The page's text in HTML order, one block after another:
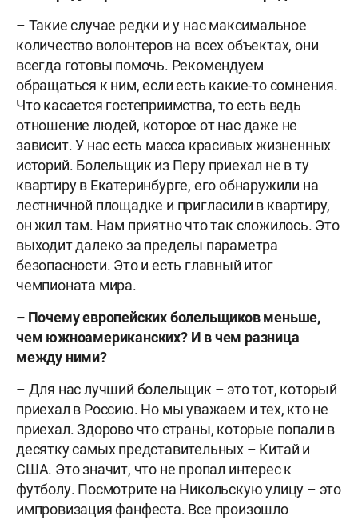
– Такие случае редки и у нас максимальное
количество волонтеров на всех объектах, они
всегда готовы помочь. Рекомендуем
обращаться к ним, если есть какие-то сомнения.
Что касается гостеприимства, то есть ведь
отношение людей, которое от нас даже не
зависит. У нас есть масса красивых жизненных
историй. Болельщик из Перу приехал не в ту
квартиру в Екатеринбурге, его обнаружили на
лестничной площадке и пригласили в квартиру,
он жил там. Нам приятно что так сложилось. Это
выходит далеко за пределы параметра
безопасности. Это и есть главный итог
чемпионата мира.
– Почему европейских болельщиков меньше,
чем южноамериканских? И в чем разница
между ними?
– Для нас лучший болельщик – это тот, который
приехал в Россию. Но мы уважаем и тех, кто не
приехал. Здорово что страны, которые попали в
десятку самых представительных – Китай и
США. Это значит, что не пропал интерес к
футболу. Посмотрите на Никольскую улицу – это
импровизация фанфеста. Все произошло